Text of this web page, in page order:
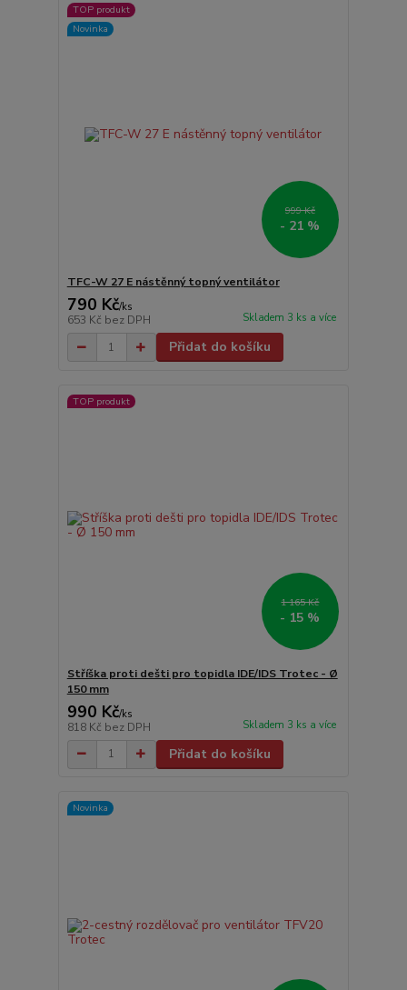
TOP produkt
Novinka
999 Kč
- 21 %
TFC-W 27 E nástěnný topný ventilátor
790 Kč/ks
653 Kč bez DPH Skladem 3 ks a více
Přidat do košíku
TOP produkt
1 165 Kč
- 15 %
Stříška proti dešti pro topidla IDE/IDS Trotec - Ø
150 mm
990 Kč/ks
818 Kč bez DPH Skladem 3 ks a více
Přidat do košíku
Novinka